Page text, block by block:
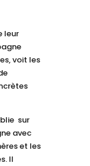
leur
voit les
sur
avec
et les
Il